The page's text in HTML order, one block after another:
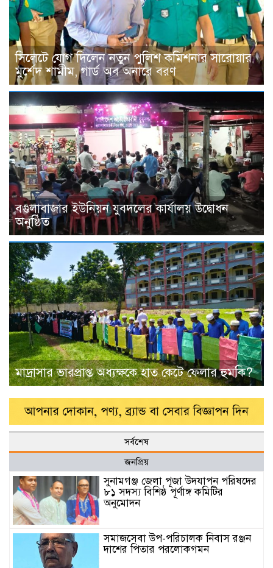
সিলেটে যোগ দিলেন নতুন পুলিশ কমিশনার সারোয়ার
মুর্শেদ শামীম, গার্ড অব অনারে বরণ
বগুলাবাজার ইউনিয়ন যুবদলের কার্যালয় উদ্বোধন
অনুষ্ঠিত
মাদ্রাসার ভারপ্রাপ্ত অধ্যক্ষকে হাত কেটে ফেলার হুমকি?
সর্বশেষ
জনপ্রিয়
সুনামগঞ্জ জেলা পূজা উদযাপন পরিষদের
৮১ সদস্য বিশিষ্ঠ পূর্ণাঙ্গ কমিটির
অনুমোদন
সমাজসেবা উপ-পরিচালক নিবাস রঞ্জন
দাশের পিতার পরলোকগমন